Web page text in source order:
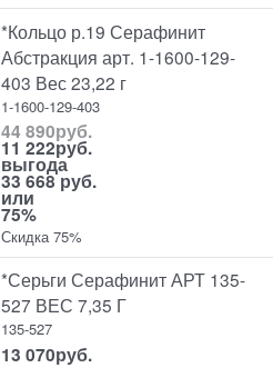
*Кольцо р.19 Серафинит
Абстракция арт. 1-1600-129-
403 Вес 23,22 г
1-1600-129-403
44 890руб.
11 222руб.
выгода
33 668 руб.
или
75%
Скидка 75%
*Серьги Серафинит АРТ 135-
527 ВЕС 7,35 Г
135-527
13 070руб.